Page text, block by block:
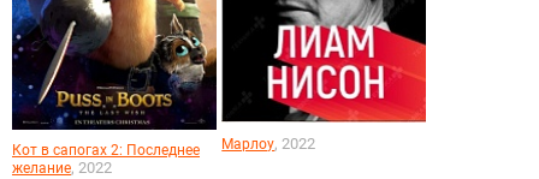
Кот в сапогах 2: Последнее
желание, 2022
Марлоу, 2022